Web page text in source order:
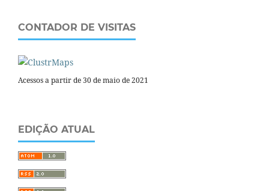
CONTADOR DE VISITAS
Acessos a partir de 30 de maio de 2021
EDIÇÃO ATUAL